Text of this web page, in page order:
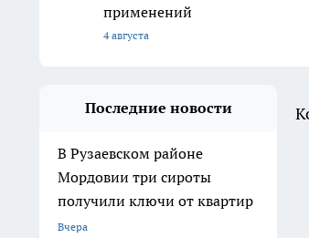
применений
4 августа
Последние новости
В Рузаевском районе
Мордовии три сироты
получили ключи от квартир
Вчера